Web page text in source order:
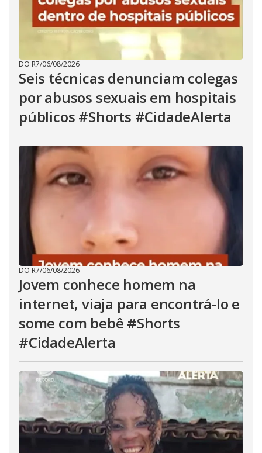
DO R7/06/08/2026
Seis técnicas denunciam colegas
por abusos sexuais em hospitais
públicos #Shorts #CidadeAlerta
DO R7/06/08/2026
Jovem conhece homem na
internet, viaja para encontrá-lo e
some com bebê #Shorts
#CidadeAlerta